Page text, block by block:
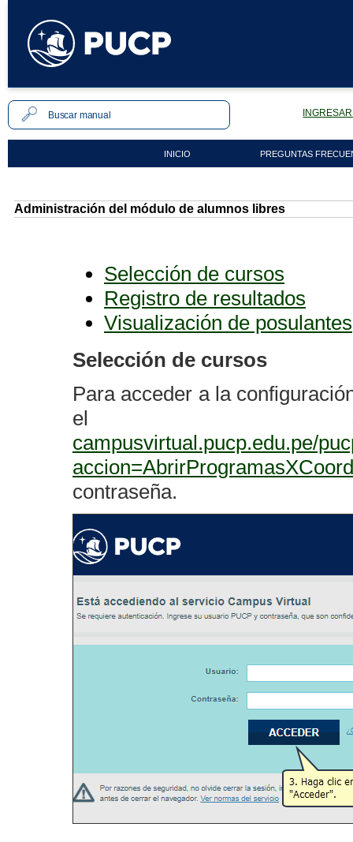
INICIO PREGUNTAS
Administración del módulo de alumnos libres
Selección de cursos
Registro de resultados
Visualización de posulantes
Selección de cursos
Para acceder a la
el
campusvirtual.pucp.edu.pe/
contraseña.